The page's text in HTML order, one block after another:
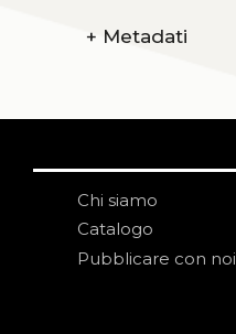
+ Metadati
Chi siamo
Catalogo
Pubblicare con noi